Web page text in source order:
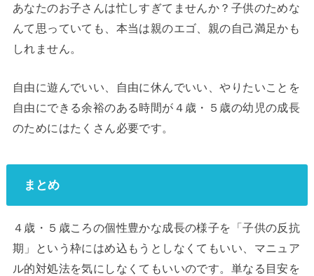
あなたのお子さんは忙しすぎてませんか？子供のためな
んて思っていても、本当は親のエゴ、親の自己満足かも
しれません。
自由に遊んでいい、自由に休んでいい、やりたいことを
自由にできる余裕のある時間が４歳・５歳の幼児の成長
のためにはたくさん必要です。
まとめ
４歳・５歳ころの個性豊かな成長の様子を「子供の反抗
期」という枠にはめ込もうとしなくてもいい、マニュア
ル的対処法を気にしなくてもいいのです。単なる目安を